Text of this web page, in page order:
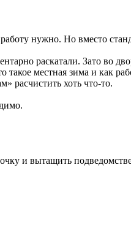
нужно. Но вместо
раскатали. Зато во
местная зима и как
расчистить хоть что-то.
и вытащить